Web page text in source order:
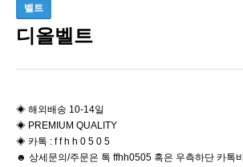
벨트
디올벨트
◈ 해외배송 10-14일
◈ PREMIUM QUALITY
◈ 카톡 : f f h h 0 5 0 5
☻ 상세문의/주문은 톡 ffhh0505 혹은 우측하단 카톡